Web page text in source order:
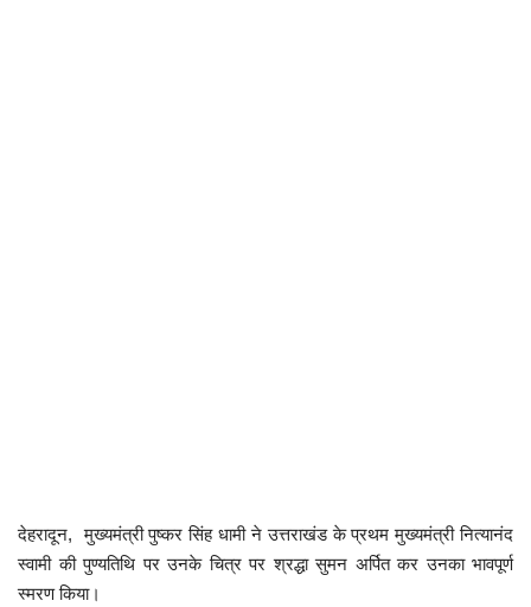
राशिफल
देहरादून, मुख्यमंत्री पुष्कर सिंह धामी ने उत्तराखंड के प्रथम मुख्यमंत्री नित्यानंद
स्वामी की पुण्यतिथि पर उनके चित्र पर श्रद्धा सुमन अर्पित कर उनका भावपूर्ण
स्मरण किया।